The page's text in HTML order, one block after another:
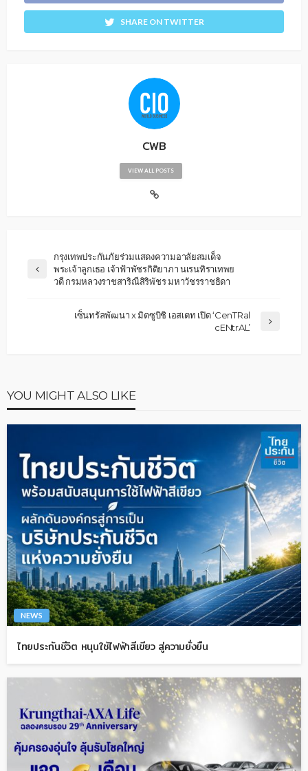
SHARE ON TWITTER
CWB
VIEW ALL POSTS
กรุงเทพประกันภัยร่วมแสดงความอาลัยสมเด็จ
พระเจ้าลูกเธอ เจ้าฟ้าพัชรกิติยาภา นเรนทิราเทพย
วดี กรมหลวงราชสาริณีสิริพัชร มหาวัชรราชธิดา
เซ็นทรัลพัฒนา x มิตซูบิชิ เอสเตท เปิด ‘CenTRal
cENtrAL’
YOU MIGHT ALSO LIKE
NEWS
ไทยประกันชีวิต หนุนใช้ไฟฟ้าสีเขียว สู่ความยั่งยืน